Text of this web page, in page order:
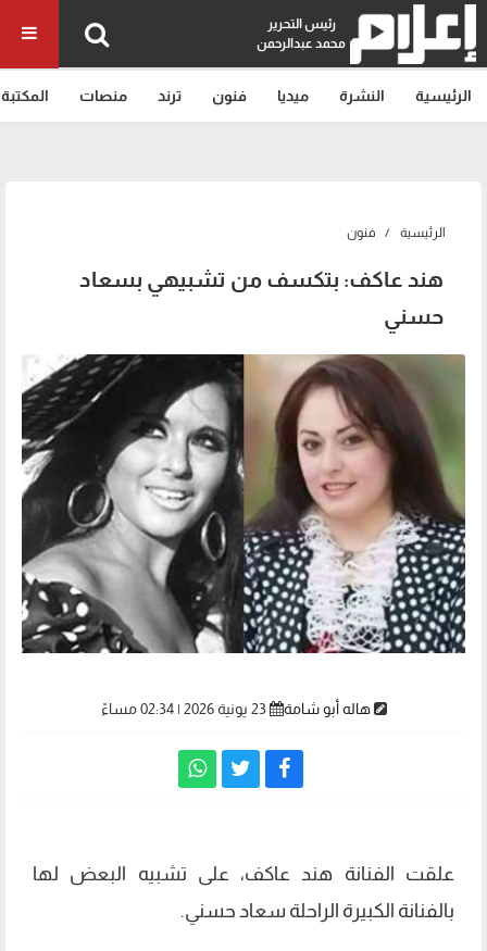
رئيس التحرير
محمد عبدالرحمن
الرئيسية النشرة ميديا فنون ترند منصات المكتبة
الرئيسية فنون
هند عاكف: بتكسف من تشبيهي بسعاد
حسني
هاله أبو شامة 23 يونية 2026 | 02:34 مساءً
علقت الفنانة هند عاكف، على تشبيه البعض لها
بالفنانة الكبيرة الراحلة سعاد حسني.